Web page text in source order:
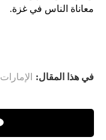
معاناة الناس في غزة.
في هذا المقال: الإمارات